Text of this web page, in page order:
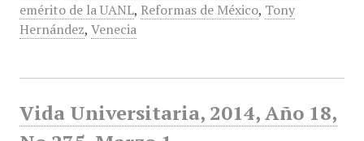
emérito de la UANL, Reformas de México, Tony
Hernández, Venecia
Vida Universitaria, 2014, Año 18,